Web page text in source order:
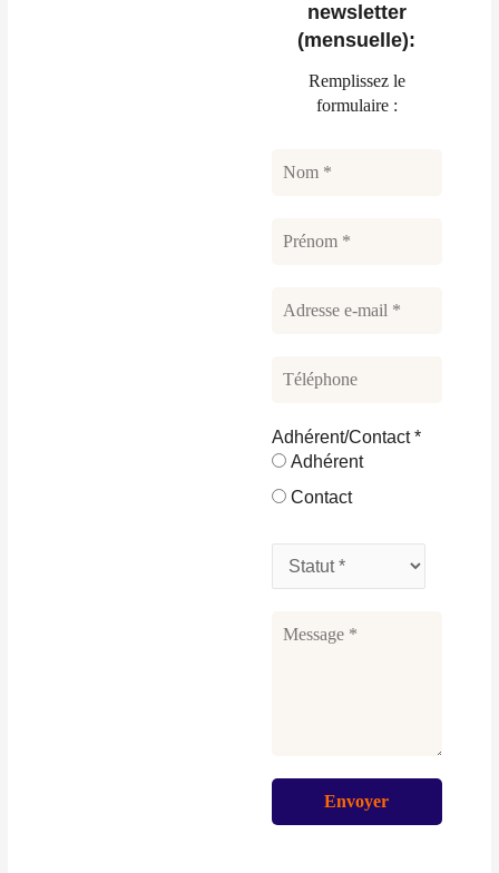
newsletter
(mensuelle):
Remplissez le
formulaire :
Adhérent/Contact*
Adhérent
Contact